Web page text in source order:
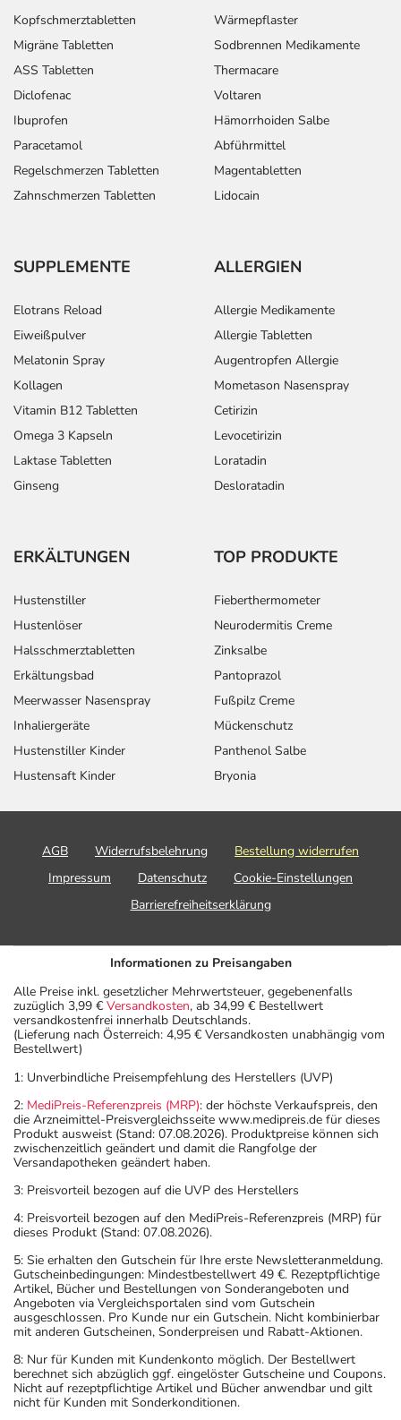
Kopfschmerztabletten
Migräne Tabletten
ASS Tabletten
Diclofenac
Ibuprofen
Paracetamol
Regelschmerzen Tabletten
Zahnschmerzen Tabletten
Wärmepflaster
Sodbrennen Medikamente
Thermacare
Voltaren
Hämorrhoiden Salbe
Abführmittel
Magentabletten
Lidocain
SUPPLEMENTE
Elotrans Reload
Eiweißpulver
Melatonin Spray
Kollagen
Vitamin B12 Tabletten
Omega 3 Kapseln
Laktase Tabletten
Ginseng
ALLERGIEN
Allergie Medikamente
Allergie Tabletten
Augentropfen Allergie
Mometason Nasenspray
Cetirizin
Levocetirizin
Loratadin
Desloratadin
ERKÄLTUNGEN
Hustenstiller
Hustenlöser
Halsschmerztabletten
Erkältungsbad
Meerwasser Nasenspray
Inhaliergeräte
Hustenstiller Kinder
Hustensaft Kinder
TOP PRODUKTE
Fieberthermometer
Neurodermitis Creme
Zinksalbe
Pantoprazol
Fußpilz Creme
Mückenschutz
Panthenol Salbe
Bryonia
AGB Widerrufsbelehrung
Bestellung widerrufen
Impressum
Datenschutz
Cookie-Einstellungen
Barrierefreiheitserklärung
Informationen zu Preisangaben
Alle Preise inkl. gesetzlicher Mehrwertsteuer, gegebenenfalls
zuzüglich 3,99 € Versandkosten, ab 34,99 € Bestellwert
versandkostenfrei innerhalb Deutschlands.
(Lieferung nach Österreich: 4,95 € Versandkosten unabhängig vom
Bestellwert)
1: Unverbindliche Preisempfehlung des Herstellers (UVP)
2: MediPreis-Referenzpreis (MRP): der höchste Verkaufspreis, den
die Arzneimittel-Preisvergleichsseite www.medipreis.de für dieses
Produkt ausweist (Stand: 07.08.2026). Produktpreise können sich
zwischenzeitlich geändert und damit die Rangfolge der
Versandapotheken geändert haben.
3: Preisvorteil bezogen auf die UVP des Herstellers
4: Preisvorteil bezogen auf den MediPreis-Referenzpreis (MRP) für
dieses Produkt (Stand: 07.08.2026).
5: Sie erhalten den Gutschein für Ihre erste Newsletteranmeldung.
Gutscheinbedingungen: Mindestbestellwert 49 €. Rezeptpflichtige
Artikel, Bücher und Bestellungen von Sonderangeboten und
Angeboten via Vergleichsportalen sind vom Gutschein
ausgeschlossen. Pro Kunde nur ein Gutschein. Nicht kombinierbar
mit anderen Gutscheinen, Sonderpreisen und Rabatt-Aktionen.
8: Nur für Kunden mit Kundenkonto möglich. Der Bestellwert
berechnet sich abzüglich ggf. eingelöster Gutscheine und Coupons.
Nicht auf rezeptpflichtige Artikel und Bücher anwendbar und gilt
nicht für Kunden mit Sonderkonditionen.